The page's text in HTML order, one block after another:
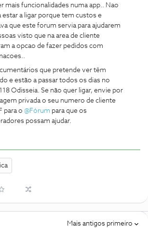
mais funcionalidades numa app.. Nao
estar a ligar porque tem custos e
que este forum servia para ajudarem
visto que na area de cliente
a opcao de fazer pedidos com
que pretende ver têm
e estão a passar todos os dias no
Odisseia. Se não quer ligar, envie por
privada o seu numero de cliente
para o @Fórum para que os
possam ajudar.
Mais antigos primeiro